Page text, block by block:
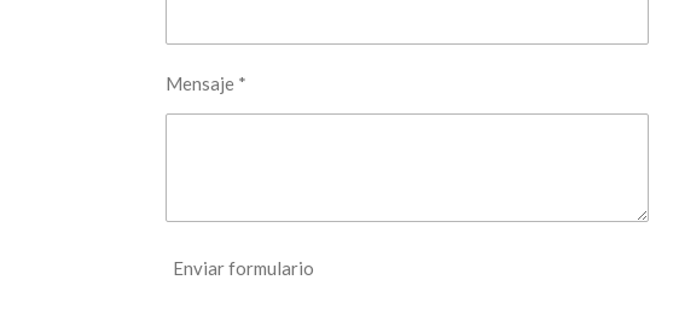
Mensaje *
Enviar formulario